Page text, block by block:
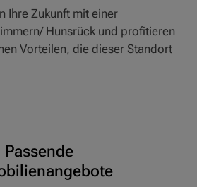
Ihre Zukunft mit einer
Hunsrück und profitieren
Vorteilen, die dieser Standort
Passende